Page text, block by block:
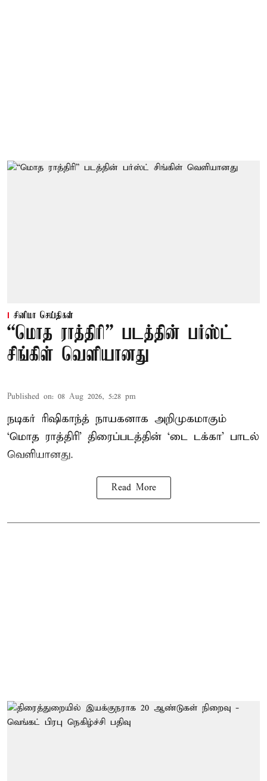
சினிமா செய்திகள்
“மொத ராத்திரி” படத்தின் பர்ஸ்ட்
சிங்கிள் வெளியானது
Published on: 08 Aug 2026, 5:28 pm
நடிகர் ரிஷிகாந்த் நாயகனாக அறிமுகமாகும்
‘மொத ராத்திரி’ திரைப்படத்தின் ‘டை டக்கா’ பாடல்
வெளியானது.
Read More